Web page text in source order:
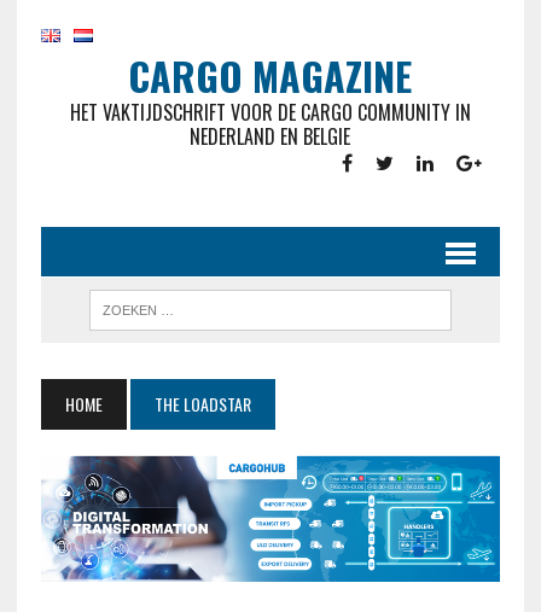
CARGO MAGAZINE
HET VAKTIJDSCHRIFT VOOR DE CARGO COMMUNITY IN
NEDERLAND EN BELGIE
HOME THE LOADSTAR